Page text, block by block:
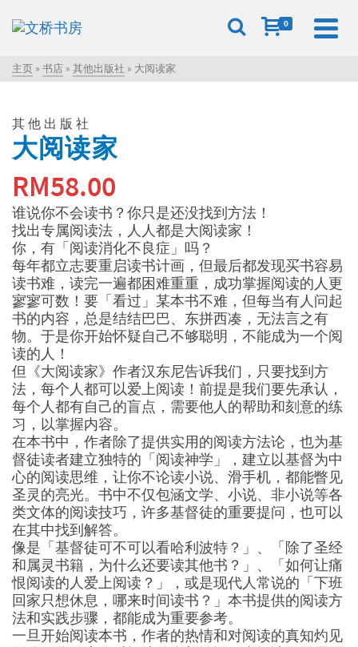
0
主页 » 书店 » 其他出版社 » 大阅读家
其他出版社
大阅读家
RM58.00
谁说你不会读书？你只是还没找到方法！
找出专属阅读法，人人都是大阅读家！
你，有「阅读消化不良症」吗？
每年都立志要重启读书计画，但最后都发现买书容易
读书难，读完一遍都困难重重，成功掌握阅读的人更
寥寥可数！要「看过」某本书不难，但每当有人问起
书的内容，总是结结巴巴、东拼西凑，无法言之有
物。于是你开始怀疑自己不够聪明，不能成为一个阅
读的人！
但《大阅读家》作者汉东尼告诉我们，只要找到方
法，每个人都可以爱上阅读！前提是我们要先承认，
每个人都有自己的盲点，需要他人的帮助和刻意的练
习，以掌握内容。
在本书中，作者除了提供实用的阅读方法论，也为基
督徒读者建立独特的「阅读神学」，建立以基督为中
心的阅读思维，让你不论读小说、滑手机，都能瞥见
圣灵的亮光。书中不仅包涵文学、小说、非小说等各
类文体的阅读技巧，许多基督徒的重要提问，也可以
在其中找到解答。
像是「基督徒可不可以看哈利波特？」、「除了圣经
和属灵书籍，为什么还要读其他书？」、「如何让痛
恨阅读的人爱上阅读？」，或是现代人常说的「下班
回家只想休息，哪来时间读书？」本书提供的阅读方
法和实践步骤，都能成为重要参考。
一旦开始阅读本书，作者的热情和对阅读的真知灼见